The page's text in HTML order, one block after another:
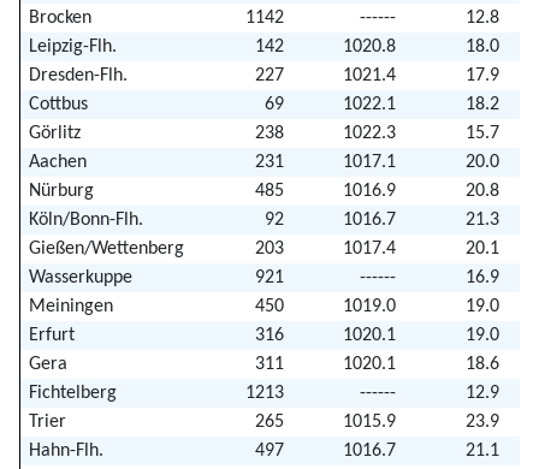
Brocken
1142 ------
12.8
Leipzig-Flh.
142 1020.8
18.0
Dresden-Flh.
227 1021.4
17.9
Cottbus
69 1022.1
18.2
Görlitz
238 1022.3
15.7
Aachen
231 1017.1
20.0
Nürburg
485 1016.9
20.8
Köln/Bonn-Flh.
92 1016.7
21.3
Gießen/Wettenberg
203 1017.4
20.1
Wasserkuppe
921 ------
16.9
Meiningen
450 1019.0
19.0
Erfurt
316 1020.1
19.0
Gera
311 1020.1
18.6
Fichtelberg
1213 ------
12.9
Trier
265 1015.9
23.9
Hahn-Flh.
497 1016.7
21.1